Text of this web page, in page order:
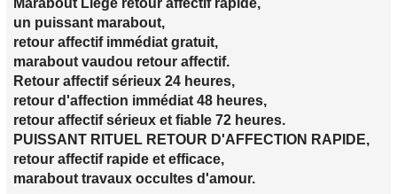
Marabout Liège retour affectif rapide,
un puissant marabout,
retour affectif immédiat gratuit,
marabout vaudou retour affectif.
Retour affectif sérieux 24 heures,
retour d'affection immédiat 48 heures,
retour affectif sérieux et fiable 72 heures.
PUISSANT RITUEL RETOUR D'AFFECTION RAPIDE,
retour affectif rapide et efficace,
marabout travaux occultes d'amour.